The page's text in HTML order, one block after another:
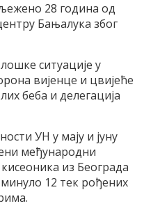
28 година од
Бањалука због
ситуације у
вијенце и цвијеће
беба и делегација
УН у мају и јуну
међународни
из Београда
12 тек рођених